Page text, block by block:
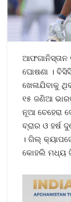
ଘୋଷଣା ।
ଖେଳାଯିବାକୁ
୧୫ ଜଣିଆ
ନୂଆ ଚେହେରା
ବ୍ରାର ଓ ହର୍ଷ
। ଗିଲ୍‌
କୋହଲି ମଧ୍ୟ